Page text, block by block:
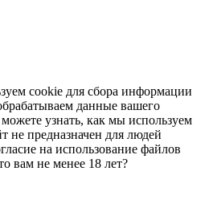
cookie для сбора информации
данные вашего
узнать, как мы используем
не предназначен для людей
на использование файлов
вам не менее 18 лет?